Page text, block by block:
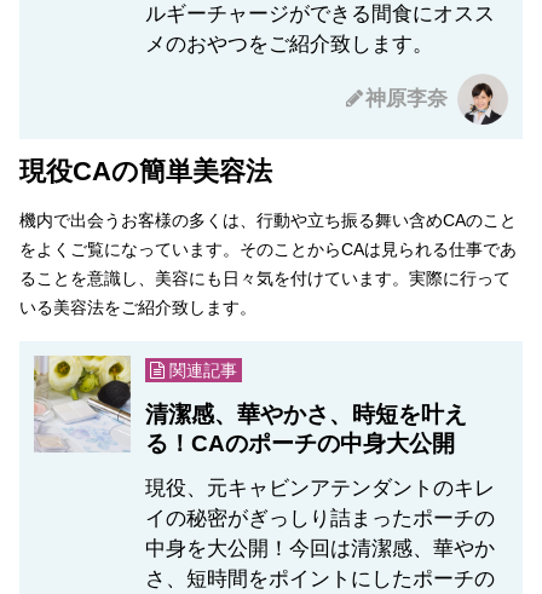
ルギーチャージができる間食にオスス
メのおやつをご紹介致します。
神原李奈
現役CAの簡単美容法
機内で出会うお客様の多くは、行動や立ち振る舞い含めCAのこと
をよくご覧になっています。そのことからCAは見られる仕事であ
ることを意識し、美容にも日々気を付けています。実際に行って
いる美容法をご紹介致します。
関連記事
清潔感、華やかさ、時短を叶え
る！CAのポーチの中身大公開
現役、元キャビンアテンダントのキレ
イの秘密がぎっしり詰まったポーチの
中身を大公開！今回は清潔感、華やか
さ、短時間をポイントにしたポーチの